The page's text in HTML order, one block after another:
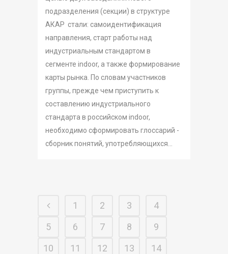
подразделения (секции) в структуре
АКАР стали: самоидентификация
направления, старт работы над
индустриальным стандартом в
сегменте indoor, а также формирование
карты рынка. По словам участников
группы, прежде чем приступить к
составлению индустриального
стандарта в российском indoor,
необходимо сформировать глоссарий -
сборник понятий, употребляющихся...
1 2 3
4
5
6 7 8
9
10
11 12 13
14